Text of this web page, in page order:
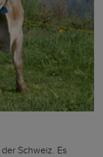
Schweiz. Es